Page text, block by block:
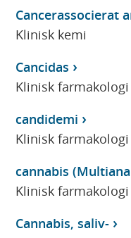
Cancerassocierat
Klinisk kemi
Cancidas
Klinisk farmakologi
candidemi
Klinisk farmakologi
cannabis
Klinisk farmakologi
Cannabis, saliv-